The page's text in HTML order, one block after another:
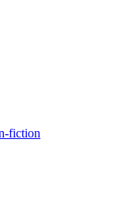
fiction